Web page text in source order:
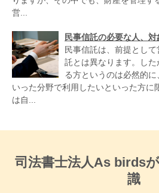
営...
民事信託の必要な人、対
民事信託は、前提とし
託とは異なります。し
る方というのは必然的
いった分野で利用したいといった方に
は自...
司法書士法人As birds
識